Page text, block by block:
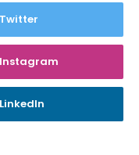
Twitter
Instagram
LinkedIn